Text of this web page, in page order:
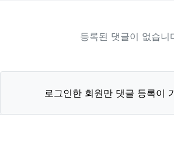
등록된 댓글이 없습니
로그인한 회원만 댓글 등록이